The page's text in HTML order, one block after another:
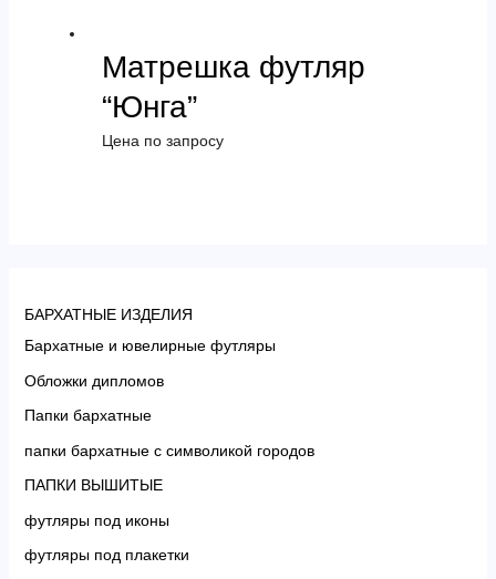
БАРХАТНЫЕ ИЗДЕЛИЯ
Бархатные и ювелирные футляры
Обложки дипломов
Папки бархатные
папки бархатные с символикой городов
ПАПКИ ВЫШИТЫЕ
футляры под иконы
футляры под плакетки
Матрешка футляр
“Юнга”
Цена по запросу